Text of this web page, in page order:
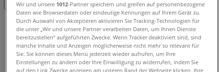
Sonntag
Geschlossen
Montag
Wir und unsere 1012-Partner speichern und greifen auf personenbezogene
Daten wie Browserdaten oder eindeutige Kennungen auf Ihrem Gerät zu.
Durch Auswahl von Akzeptieren aktivieren Sie Tracking-Technologien für
die unter „Wir und unsere Partner verarbeiten Daten, um Ihnen Dienste
bereitzustellen“ aufgeführten Zwecke. Wenn Tracker deaktiviert sind, sind
manche Inhalte und Anzeigen möglicherweise nicht mehr so relevant für
Sie. Sie können dieses Menü jederzeit wieder aufrufen, um Ihre
Einstellungen zu ändern oder Ihre Einwilligung zu widerrufen, indem Sie
auf den Link Zwecke anzeigen am unteren Rand der Webseite klicken. Ihre